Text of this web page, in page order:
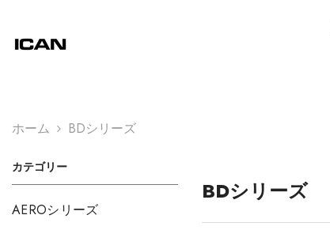
ホーム BDシリーズ
カテゴリー
AEROシリーズ
BDシリーズ